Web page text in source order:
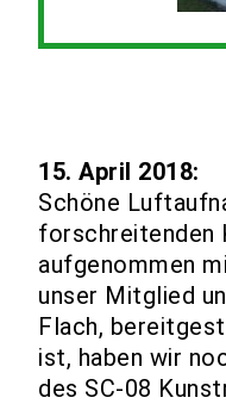
15. April 2018:
Schöne
forschreitenden
aufgenommen
unser Mitglied
Flach,
ist, haben wir
des SC-08